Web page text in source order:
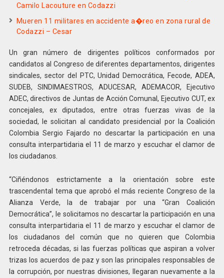
Camilo Lacouture en Codazzi
Mueren 11 militares en accidente a�reo en zona rural de
Codazzi – Cesar
Un gran número de dirigentes políticos conformados por
candidatos al Congreso de diferentes departamentos, dirigentes
sindicales, sector del PTC, Unidad Democrática, Fecode, ADEA,
SUDEB, SINDIMAESTROS, ADUCESAR, ADEMACOR, Ejecutivo
ADEC, directivos de Juntas de Acción Comunal, Ejecutivo CUT, ex
concejales, ex diputados, entre otras fuerzas vivas de la
sociedad, le solicitan al candidato presidencial por la Coalición
Colombia Sergio Fajardo no descartar la participación en una
consulta interpartidaria el 11 de marzo y escuchar el clamor de
los ciudadanos.
“Ciñéndonos estrictamente a la orientación sobre este
trascendental tema que aprobó el más reciente Congreso de la
Alianza Verde, la de trabajar por una “Gran Coalición
Democrática”, le solicitamos no descartar la participación en una
consulta interpartidaria el 11 de marzo y escuchar el clamor de
los ciudadanos del común que no quieren que Colombia
retroceda décadas, si las fuerzas políticas que aspiran a volver
trizas los acuerdos de paz y son las principales responsables de
la corrupción, por nuestras divisiones, llegaran nuevamente a la